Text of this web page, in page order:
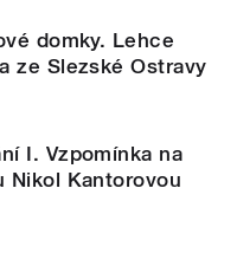
domky. Lehce
ze Slezské Ostravy
I. Vzpomínka na
Nikol Kantorovou